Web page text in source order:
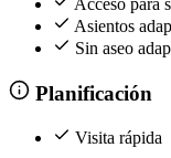
Acceso para
Asientos
Sin aseo
Planificación
Visita rápida